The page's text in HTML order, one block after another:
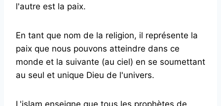
l'autre est la paix.
En tant que nom de la religion, il représente la
paix que nous pouvons atteindre dans ce
monde et la suivante (au ciel) en se soumettant
au seul et unique Dieu de l'univers.
L'islam enseigne que tous les prophètes de